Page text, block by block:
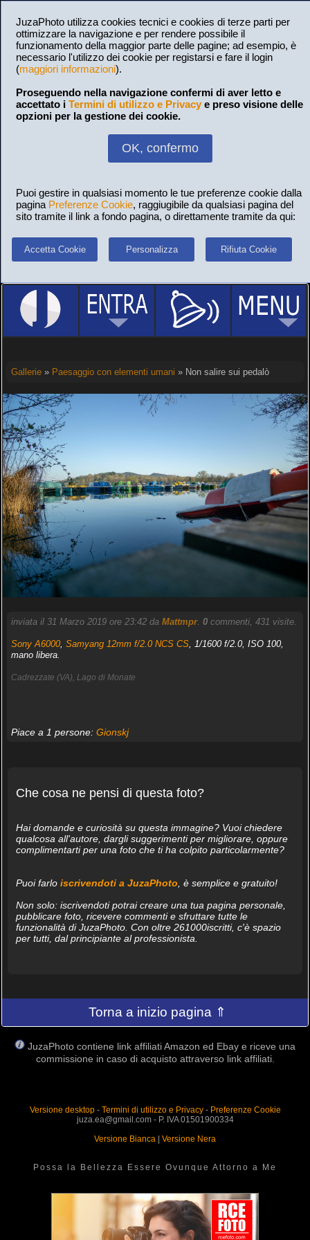
JuzaPhoto utilizza cookies tecnici e cookies di terze parti per
ottimizzare la navigazione e per rendere possibile il
funzionamento della maggior parte delle pagine; ad esempio, è
necessario l'utilizzo dei cookie per registarsi e fare il login
(maggiori informazioni).
Proseguendo nella navigazione confermi di aver letto e
accettato i Termini di utilizzo e Privacy e preso visione delle
opzioni per la gestione dei cookie.
OK, confermo
Puoi gestire in qualsiasi momento le tue preferenze cookie dalla
pagina Preferenze Cookie, raggiugibile da qualsiasi pagina del
sito tramite il link a fondo pagina, o direttamente tramite da qui:
Accetta Cookie Personalizza Rifiuta Cookie
Gallerie» Paesaggio con elementi umani » Non salire sui pedalò
inviata il 31 Marzo 2019 ore 23:42 da Mattmpr. 0commenti, 431 visite.
Sony A6000, Samyang 12mm f/2.0 NCS CS, 1/1600 f/2.0, ISO 100,
mano libera.
Cadrezzate (VA), Lago di Monate
Piace a 1 persone: Gionskj
Che cosa ne pensi di questa foto?
Hai domande e curiosità su questa immagine? Vuoi chiedere
qualcosa all'autore, dargli suggerimenti per migliorare, oppure
complimentarti per una foto che ti ha colpito particolarmente?
Puoi farlo iscrivendoti a JuzaPhoto , è semplice e gratuito!
Non solo: iscrivendoti potrai creare una tua pagina personale,
pubblicare foto, ricevere commenti e sfruttare tutte le
funzionalità di JuzaPhoto. Con oltre 261000iscritti, c'è spazio
per tutti, dal principiante al professionista.
Torna a inizio pagina ⇑
JuzaPhoto contiene link affiliati Amazon ed Ebay e riceve una
commissione in caso di acquisto attraverso link affiliati.
Versione desktop- Termini di utilizzo e Privacy- Preferenze Cookie
juza.ea@gmail.com - P. IVA 01501900334
Versione Bianca
Versione Nera
Possa la Bellezza Essere Ovunque Attorno a Me